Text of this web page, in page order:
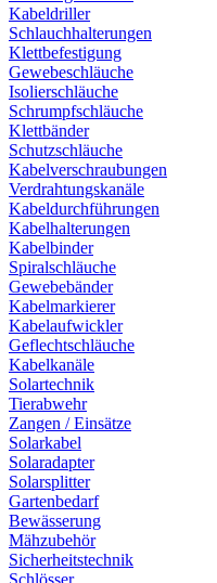
Kabeldriller
Schlauchhalterungen
Klettbefestigung
Gewebeschläuche
Isolierschläuche
Schrumpfschläuche
Klettbänder
Schutzschläuche
Kabelverschraubungen
Verdrahtungskanäle
Kabeldurchführungen
Kabelhalterungen
Kabelbinder
Spiralschläuche
Gewebebänder
Kabelmarkierer
Kabelaufwickler
Geflechtschläuche
Kabelkanäle
Solartechnik
Tierabwehr
Zangen / Einsätze
Solarkabel
Solaradapter
Solarsplitter
Gartenbedarf
Bewässerung
Mähzubehör
Sicherheitstechnik
Schlösser